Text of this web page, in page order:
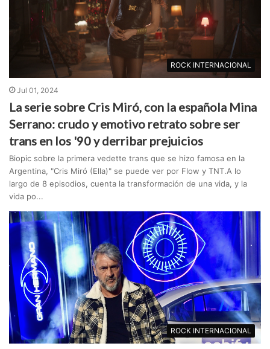
ROCK INTERNACIONAL
Jul 01, 2024
La serie sobre Cris Miró, con la española Mina
Serrano: crudo y emotivo retrato sobre ser
trans en los '90 y derribar prejuicios
Biopic sobre la primera vedette trans que se hizo famosa en la
Argentina, "Cris Miró (Ella)" se puede ver por Flow y TNT.A lo
largo de 8 episodios, cuenta la transformación de una vida, y la
vida po...
ROCK INTERNACIONAL